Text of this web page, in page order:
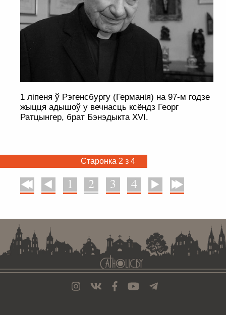
1 ліпеня ў Рэгенсбургу (Германія) на 97-м годзе
жыцця адышоў у вечнасць ксёндз Георг
Ратцынгер, брат Бэнэдыкта XVI.
Старонка 2 з 4
1 2 3 4